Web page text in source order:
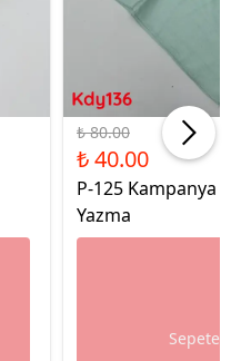
%50 İndirim
₺ 80.00
₺ 40.00
P-125 Kampanya
Yazma
Sepete